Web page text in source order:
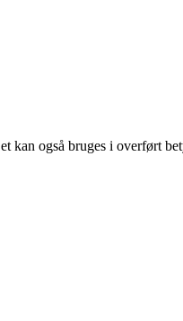
kan også bruges i overført